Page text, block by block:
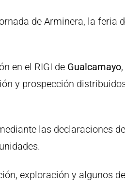
de Arminera, la feria
en el RIGI de Gualcamayo,
y prospección
las declaraciones
exploración y algunos de